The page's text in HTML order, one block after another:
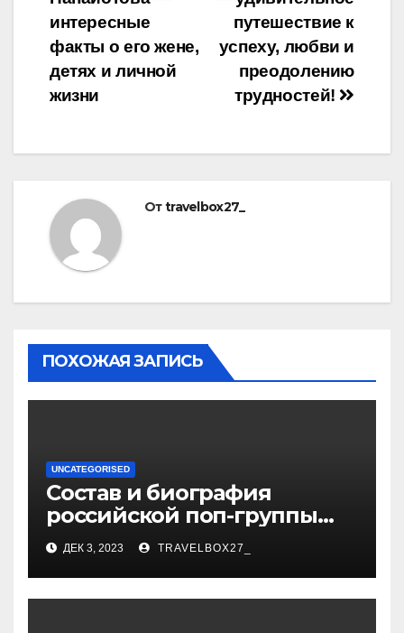
записям
путешествие к
успеху, любви и
преодолению
трудностей!
интересные
факты о его жене,
детях и личной
жизни
Отtravelbox27_
ПОХОЖАЯ ЗАПИСЬ
UNCATEGORISED
Состав и биография
российской поп-группы
«Иванушки интернешнл»
— история успеха, музыка
и судьбы участников
ДЕК 3, 2023 TRAVELBOX27_